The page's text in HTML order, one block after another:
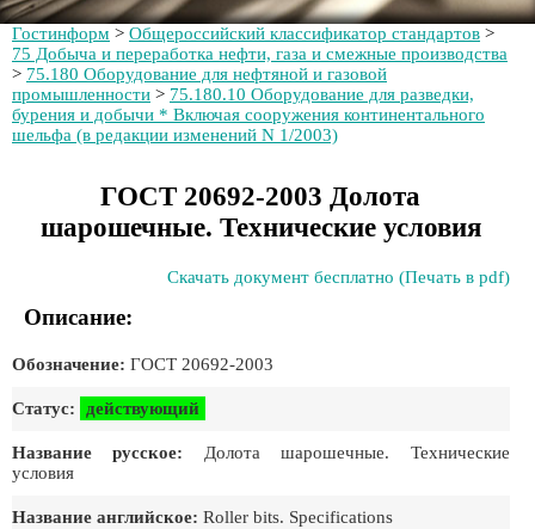
Гостинформ > Общероссийский классификатор стандартов >
75 Добыча и переработка нефти, газа и смежные производства
> 75.180 Оборудование для нефтяной и газовой
промышленности > 75.180.10 Оборудование для разведки,
бурения и добычи * Включая сооружения континентального
шельфа (в редакции изменений N 1/2003)
ГОСТ 20692-2003 Долота
шарошечные. Технические условия
Скачать документ бесплатно (Печать в pdf)
Описание:
Обозначение: ГОСТ 20692-2003
Статус: действующий
Название русское: Долота шарошечные. Технические
условия
Название английское: Roller bits. Specifications